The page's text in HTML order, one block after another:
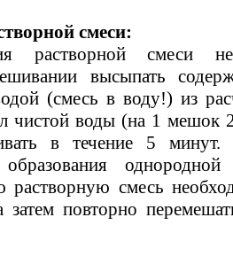
смеси:
растворной смеси
высыпать
(смесь в воду!) из
чистой воды (на 1 мешок
в течение 5 минут.
однородной
смесь
повторно